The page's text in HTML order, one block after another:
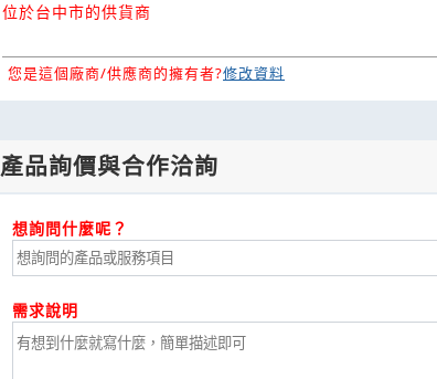
位於台中市的供貨商
您是這個廠商/供應商的擁有者?修改資料
產品詢價與合作洽詢
想詢問什麼呢？
需求說明